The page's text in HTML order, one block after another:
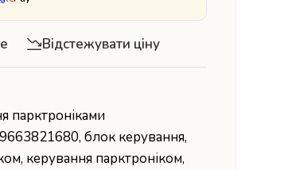
Відстежувати ціну
парктроніками
, блок керування,
, керування парктроніком,